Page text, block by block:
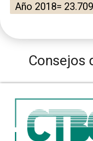
Año 2018=
Consejos